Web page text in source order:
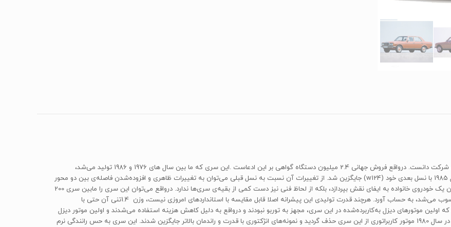
سری E230 w123 مرسدس‌بنز را می‌توان از موفق‌ترین سری‌های این شرکت دانست. درواقع فروش جهانی 2.4 میلیون دستگاه گواهی بر این ادعاست .این سری که ما بین سال های 1976 و 1986 تولید می‌شد،
توانست از جد خود در زمینه‌ی تعداد تولید‌شده پیشی بگیرد و در سال 1985 با نسل بعدی خود (w124) جایگزین شد. از تغییرات آن نسبت به نسل قبلی می‌توان به تغییرات ظاهری و افزوده‌شدن فاصله‌ی بین دو محور
اشاره کرد.می‌توان E230 را سری‌ای دانست که نه‌تنها می‌تواند به‌‌عنوان یک خودروی خانواده به ایفای نقش بپردازد، بلکه از لحاظ فنی نیز دست کمی از بقیه‌ی سری‌ها ندارد. درواقع می‌توان این سری را مابین سری 200
که دارای عملکرد فنی ضعیف‌تر و سری 280 که یک سری اسپرت محسوب می‌شد، به حساب آورد. هرچند قدرت تولیدی این پیشرانه اصلا قابل مقایسه با استانداردهای امروزی نیست، وزن 1.4تنی آن حتی با
موتورهای دیزل به‌کاربرده‌شده در این سری، مجهز به توربو نبودند و درواقع به دلیل کاهش هزینه استفاده می‌شدند و اولین موتور دیزل
توربو در سال 1979 در خطوط تولیدی مرسدس استفاده شد. همچنین در سال 1980 موتور کاربراتوری از این سری حذف گردید و نمونه‌های انژکتوری با قدرت و راندمان بالاتر جایگزین شدند. این سری به حس رانندگی نرم